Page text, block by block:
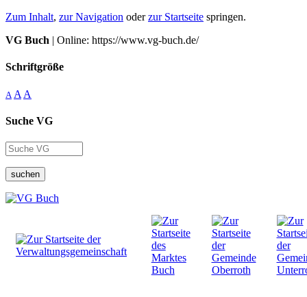
Zum Inhalt, zur Navigation oderzur Startseite springen.
VG Buch | Online: https://www.vg-buch.de/
Schriftgröße
A A A
Suche VG
suchen